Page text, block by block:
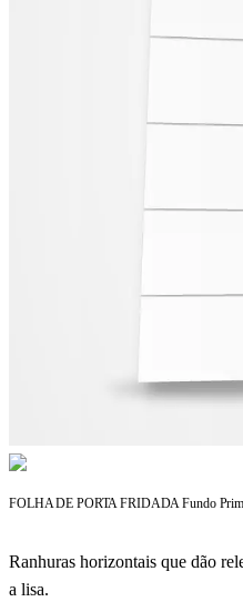
FOLHA DE PORTA FRIDADA Fundo
Ranhuras horizontais que dão
a lisa.